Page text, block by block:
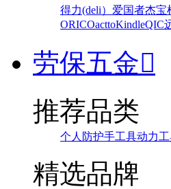
得力(deli） 爱国者杰宝
ORICOacttoKindleQIC
劳保五金
推荐品类
个人防护手工具动力
精选品牌